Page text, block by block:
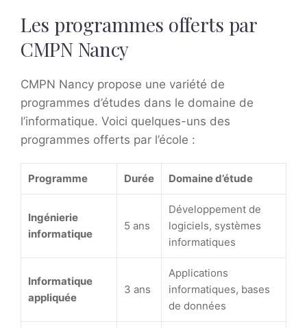
Les programmes offerts par
CMPN Nancy
CMPN Nancy propose une variété de
programmes d’études dans le domaine de
l’informatique. Voici quelques-uns des
programmes offerts par l’école :
Programme Durée Domaine d’étude
Ingénierie
informatique
5 ans
Développement de
logiciels, systèmes
informatiques
Informatique
appliquée
3 ans
Applications
informatiques, bases
de données